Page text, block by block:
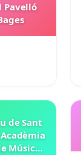
Pavelló
de Sant
Música